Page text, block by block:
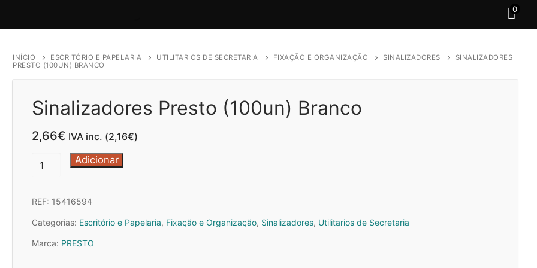
0
INÍCIO ESCRITÓRIO E PAPELARIA UTILITARIOS DE SECRETARIA FIXAÇÃO E ORGANIZAÇÃO SINALIZADORES
SINALIZADORES
PRESTO (100UN) BRANCO
Sinalizadores Presto (100un) Branco
2,66€ IVA inc. (2,16€)
Quantidade
Presto
(100un)
Adicionar
REF: 15416594
Categorias: Escritório e Papelaria, Fixação e Organização, Sinalizadores, Utilitarios de Secretaria
Marca: PRESTO